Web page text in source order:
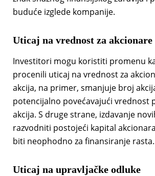
buduće izglede kompanije.
Uticaj na vrednost za akcionare
Investitori mogu koristiti promenu
procenili uticaj na vrednost za
akcija, na primer, smanjuje broj
potencijalno povećavajući vrednost
akcija. S druge strane, izdavanje
razvodniti postojeći kapital
biti neophodno za finansiranje rasta.
Uticaj na upravljačke odluke